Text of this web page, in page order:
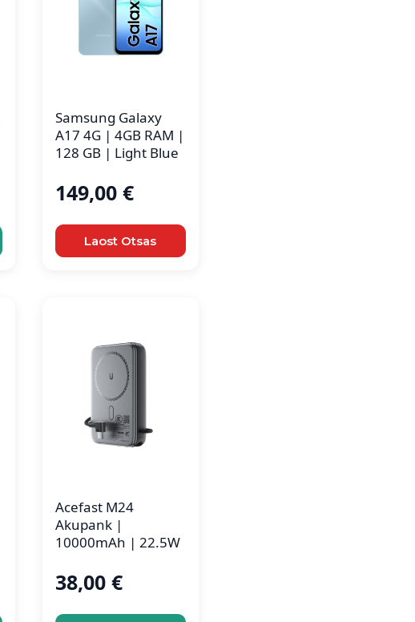
Samsung Galaxy
A17 4G | 4GB RAM |
128 GB | Light Blue
149,00€
Laost Otsas
Acefast M24
Akupank |
10000mAh | 22.5W
38,00€